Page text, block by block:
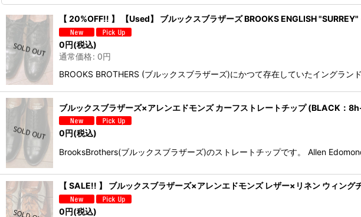
【 20%OFF!! 】 【Used】 ブルックスブラザーズ BROOKS ENGLISH
0円(税込)
通常価格: 0円
BROOKS BROTHERS (ブルックスブラザーズ)にかつて存在していたイングラ
ブルックスブラザーズ×アレンエドモンズ カーフストレートチップ (BLACK：
0 円(税込)
BrooksBrothers(ブルックスブラザーズ)のストレートチップです。 Allen
【 SALE!! 】 ブルックスブラザーズ×アレンエドモンズ レザー×リネン ウィン
0円(税込)